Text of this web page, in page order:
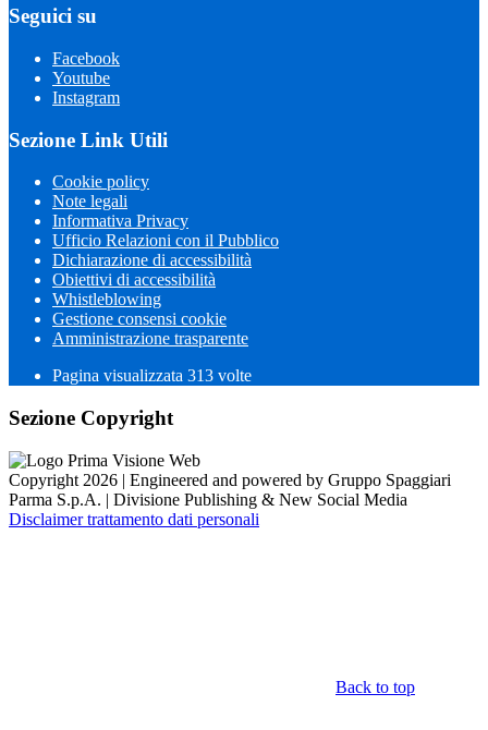
Seguici su
Facebook
Youtube
Instagram
Sezione Link Utili
Cookie policy
Note legali
Informativa Privacy
Ufficio Relazioni con il Pubblico
Dichiarazione di accessibilità
Obiettivi di accessibilità
Whistleblowing
Gestione consensi cookie
Amministrazione trasparente
Pagina visualizzata 313 volte
Sezione Copyright
Copyright 2026 | Engineered and powered by Gruppo Spaggiari
Parma S.p.A. | Divisione Publishing & New Social Media
Disclaimer trattamento dati personali
Back to top